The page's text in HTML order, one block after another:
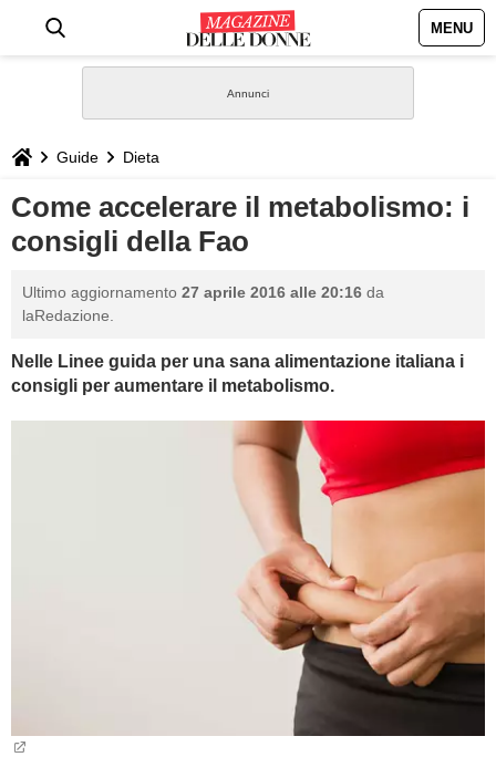
MENU
STILE
BIOGRAFIE
DEFINIZIONI
GASTRONOMIA
CAPELLI
Guide Dieta
Come accelerare il metabolismo: i
consigli della Fao
Ultimo aggiornamento 27 aprile 2016 alle 20:16 da
laRedazione.
Nelle Linee guida per una sana alimentazione italiana i
consigli per aumentare il metabolismo.